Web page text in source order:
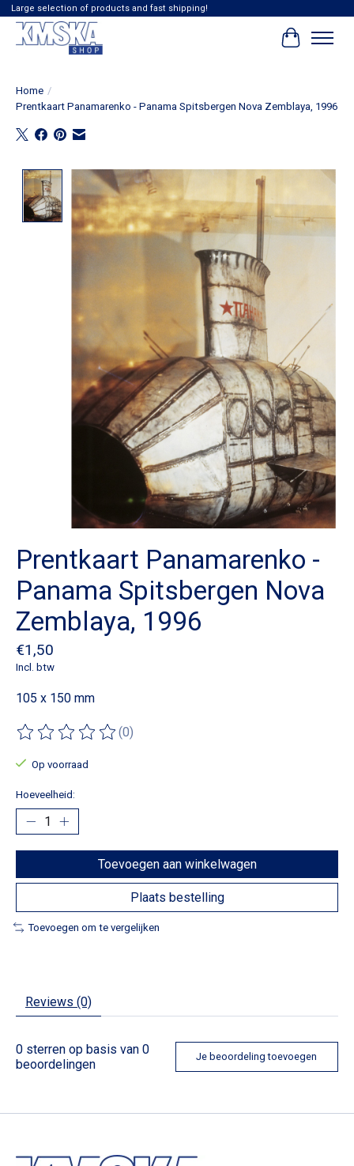
Large selection of products and fast shipping!
Home /
Prentkaart Panamarenko - Panama Spitsbergen Nova Zemblaya, 1996
Product image slideshow Items
Prentkaart Panamarenko -
Panama Spitsbergen Nova
Zemblaya, 1996
€1,50
Incl. btw
105 x 150 mm
De beoordeling van dit product is
(0)
Op voorraad
Hoeveelheid:
Toevoegen aan winkelwagen
Plaats bestelling
Toevoegen om te vergelijken
Reviews (0)
0 sterren op basis van 0
beoordelingen
Je beoordeling toevoegen